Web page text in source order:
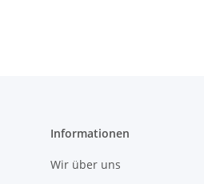
Informationen
Wir über uns